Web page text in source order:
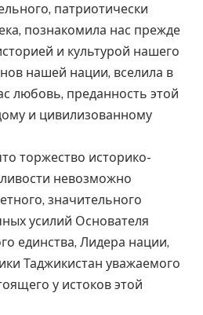
патриотически
познакомила нас прежде
и культурой нашего
нашей нации, вселила в
любовь, преданность этой
и цивилизованному
торжество историко-
невозможно
значительного
усилий Основателя
единства, Лидера нации,
Таджикистан уважаемого
у истоков этой